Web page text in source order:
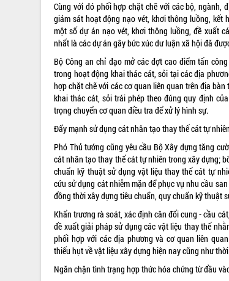
Cùng với đó phối hợp chặt chẽ với các bộ, ngành,
giám sát hoạt động nạo vét, khơi thông luồng, kết
một số dự án nạo vét, khơi thông luồng, đề xuất
nhất là các dự án gây bức xúc dư luận xã hội đã
Bộ Công an chỉ đạo mở các đợt cao điểm tấn
trong hoạt động khai thác cát, sỏi tại các địa
hợp chặt chẽ với các cơ quan liên quan trên địa
khai thác cát, sỏi trái phép theo đúng quy định
trọng chuyển cơ quan điều tra để xử lý hình sự.
Đẩy mạnh sử dụng cát nhân tạo thay thế cát tự nhiên
Phó Thủ tướng cũng yêu cầu Bộ Xây dựng tăng
cát nhân tạo thay thế cát tự nhiên trong xây dựng;
chuẩn kỹ thuật sử dụng vật liệu thay thế cát tự
cứu sử dụng cát nhiễm mặn để phục vụ nhu cầu
đồng thời xây dựng tiêu chuẩn, quy chuẩn kỹ thuật
Khẩn trương rà soát, xác định cân đối cung - cầu
đề xuất giải pháp sử dụng các vật liệu thay thế
phối hợp với các địa phương và cơ quan liên
thiếu hụt về vật liệu xây dựng hiện nay cũng như
Ngăn chặn tình trạng hợp thức hóa chứng từ đầu